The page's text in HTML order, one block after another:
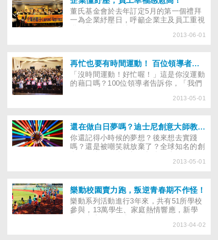
更有三成的人每天吃不到1份水果。
​董氏基金會於去年訂定5月的第一個禮拜
一為企業紓壓日，呼籲企業主及員工重視
2013-06-01
再忙也要有時間運動！ 百位領導者邀你運動紓壓
「沒時間運動！好忙喔！」這是你沒運動
的藉口嗎？100位領導者告訴你，「我們
2013-05-01
還在做白日夢嗎？迪士尼創意大師教你夢想實現力！
你還記得小時候的夢想？後來想去實踐
嗎？還是被嘲笑就放棄了？全球知名的創
旅程》中，用不說教的故事，鼓舞你「夢
2013-05-01
樂動校園賣力跑，叛逆青春期不作怪！
樂動系列活動進行3年來，共有51所學校
參與，13萬學生、家庭熱情響應，新學
2013-04-02